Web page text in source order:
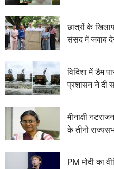
छात्रों के
संसद में जवाब
विदिशा में डैम
प्रशासन ने दी
मीनाक्षी
के तीनों
PM मोदी का